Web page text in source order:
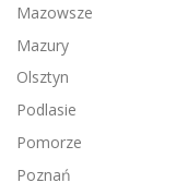
Mazowsze
Mazury
Olsztyn
Podlasie
Pomorze
Poznań